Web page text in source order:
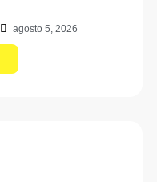
agosto 5, 2026